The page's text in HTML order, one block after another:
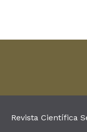
Revista Científica